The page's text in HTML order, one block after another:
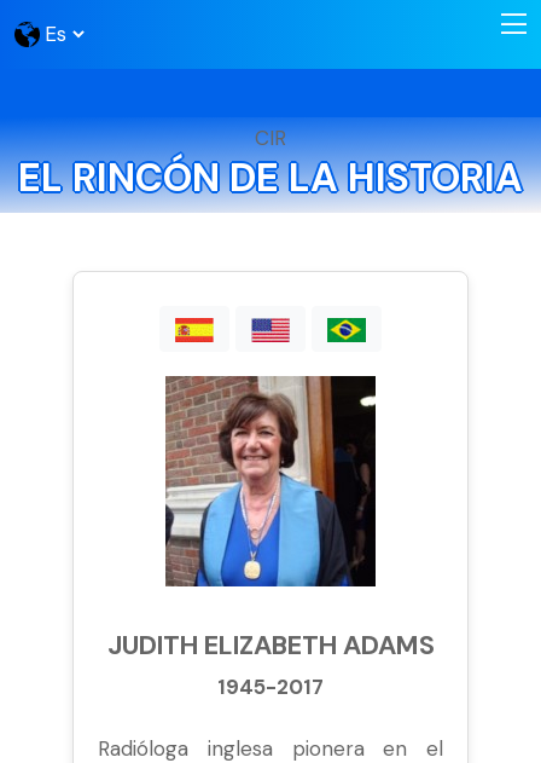
CIR
EL RINCÓN DE LA HISTORIA
JUDITH ELIZABETH ADAMS
1945-2017
Radióloga inglesa pionera en el